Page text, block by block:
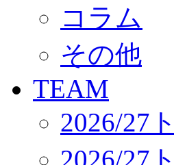
パートナー募集
クラブ理念
サステナビリティ
Web制作支援
応援プロジェクト
コラム
その他
TEAM
2026/27
2026/27